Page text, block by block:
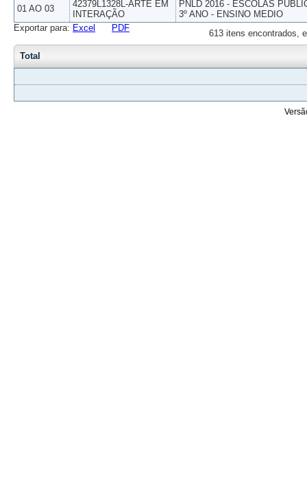
01 AO 03
42379L1328L-ARTE EM
INTERAÇÃO
PNLD 2016 - ESCOLAS
3º ANO - ENSINO MEDIO
613 itens encontrados,
Exportar para: Excel PDF
Total